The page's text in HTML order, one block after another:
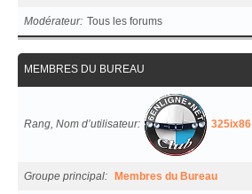
Modérateur Tous les forums
MEMBRES DU BUREAU
Rang, Nom d’utilisateur 325ix86
Groupe principal Membres du Bureau